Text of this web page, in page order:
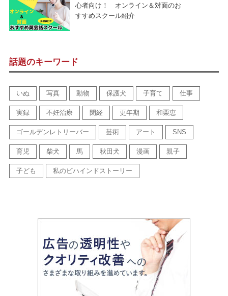
心者向け！ オンライン＆対面のお
すすめスクール紹介
話題のキーワード
いぬ 写真 動物 保護犬 子育て 仕事
実録 不妊治療 閉経 更年期 和栗恵
ゴールデンレトリーバー 芸術 アート SNS
育児 柴犬 馬 秋田犬 漫画 親子
子ども 私のビハインドストーリー